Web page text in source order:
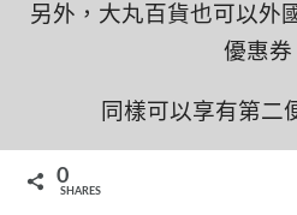
另外，大丸百貨也可以外
優惠券
同樣可以享有第二
0
SHARES